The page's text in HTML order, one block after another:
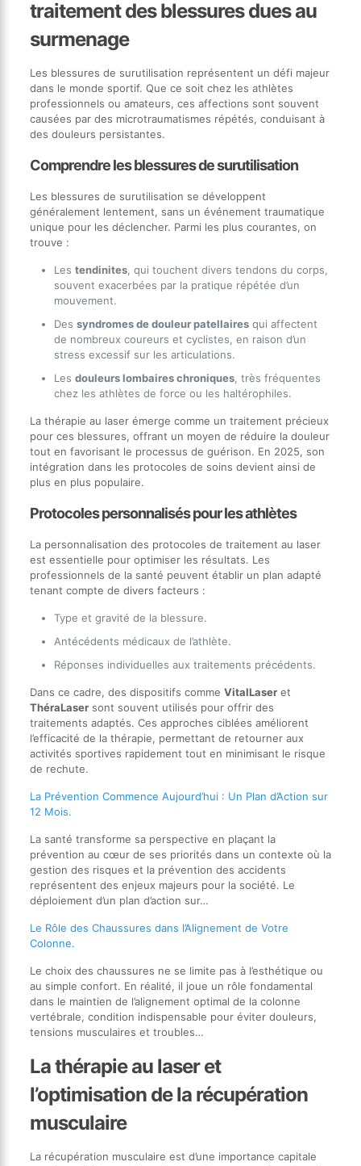
traitement des blessures dues au
surmenage
Les blessures de surutilisation représentent un défi majeur
dans le monde sportif. Que ce soit chez les athlètes
professionnels ou amateurs, ces affections sont souvent
causées par des microtraumatismes répétés, conduisant à
des douleurs persistantes.
Comprendre les blessures de surutilisation
Les blessures de surutilisation se développent
généralement lentement, sans un événement traumatique
unique pour les déclencher. Parmi les plus courantes, on
trouve :
Les tendinites, qui touchent divers tendons du corps,
souvent exacerbées par la pratique répétée d’un
mouvement.
Des syndromes de douleur patellairesqui affectent
de nombreux coureurs et cyclistes, en raison d’un
stress excessif sur les articulations.
Les douleurs lombaires chroniques, très fréquentes
chez les athlètes de force ou les haltérophiles.
La thérapie au laser émerge comme un traitement précieux
pour ces blessures, offrant un moyen de réduire la douleur
tout en favorisant le processus de guérison. En 2025, son
intégration dans les protocoles de soins devient ainsi de
plus en plus populaire.
Protocoles personnalisés pour les athlètes
La personnalisation des protocoles de traitement au laser
est essentielle pour optimiser les résultats. Les
professionnels de la santé peuvent établir un plan adapté
tenant compte de divers facteurs :
Type et gravité de la blessure.
Antécédents médicaux de l’athlète.
Réponses individuelles aux traitements précédents.
Dans ce cadre, des dispositifs comme VitalLaseret
ThéraLasersont souvent utilisés pour offrir des
traitements adaptés. Ces approches ciblées améliorent
l’efficacité de la thérapie, permettant de retourner aux
activités sportives rapidement tout en minimisant le risque
de rechute.
La Prévention Commence Aujourd’hui : Un Plan d’Action sur
12 Mois.
La santé transforme sa perspective en plaçant la
prévention au cœur de ses priorités dans un contexte où la
gestion des risques et la prévention des accidents
représentent des enjeux majeurs pour la société. Le
déploiement d’un plan d’action sur…
Le Rôle des Chaussures dans l’Alignement de Votre
Colonne.
Le choix des chaussures ne se limite pas à l’esthétique ou
au simple confort. En réalité, il joue un rôle fondamental
dans le maintien de l’alignement optimal de la colonne
vertébrale, condition indispensable pour éviter douleurs,
tensions musculaires et troubles…
La thérapie au laser et
l’optimisation de la récupération
musculaire
La récupération musculaire est d’une importance capitale